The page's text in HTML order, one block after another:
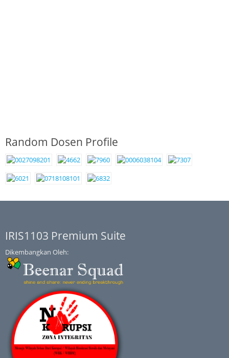
Random Dosen Profile
IRIS1103 Premium Suite
Dikembangkan Oleh: